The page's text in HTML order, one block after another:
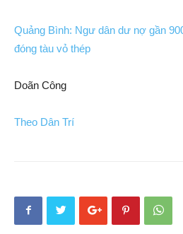
Quảng Bình: Ngư dân dư nợ gần
đóng tàu vỏ thép
Doãn Công
Theo Dân Trí